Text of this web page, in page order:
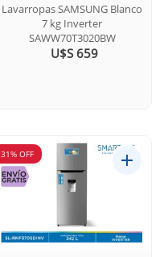
Lavarropas SAMSUNG Blanco
7 kg Inverter
SAWW70T3020BW
U$S 659
31% OFF